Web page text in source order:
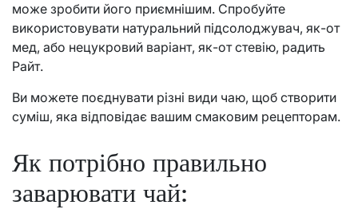
може зробити його приємнішим. Спробуйте
використовувати натуральний підсолоджувач, як-от
мед, або нецукровий варіант, як-от стевію, радить
Райт.
Ви можете поєднувати різні види чаю, щоб створити
суміш, яка відповідає вашим смаковим рецепторам.
Як потрібно правильно
заварювати чай: